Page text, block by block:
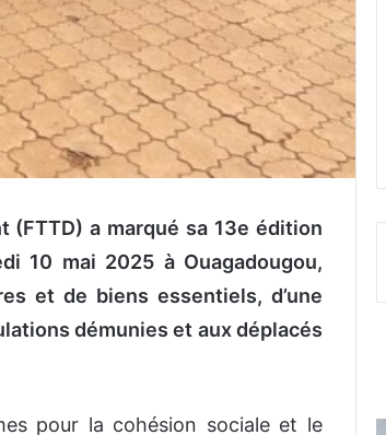
(FTTD) a marqué sa 13e édition
10 mai 2025 à Ouagadougou,
et de biens essentiels, d’une
démunies et aux déplacés
pour la cohésion sociale et le